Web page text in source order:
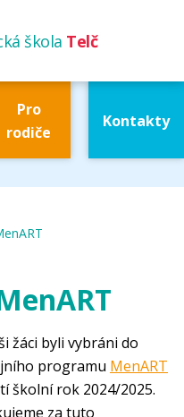
škola Telč
Pro
rodiče
Kontakty
žáci byli vybráni do
programu MenART
školní rok 2024/2025.
za tuto